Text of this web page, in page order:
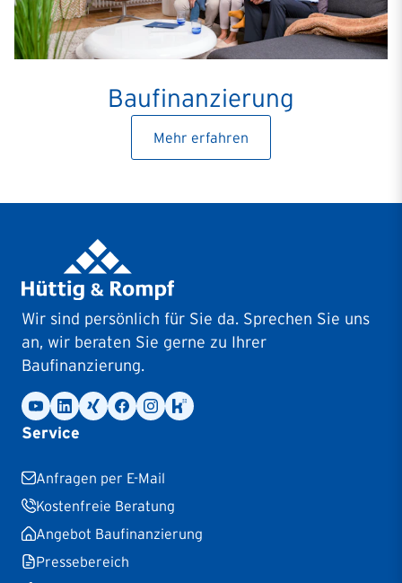
Baufinanzierung
Mehr erfahren
Wir sind persönlich für Sie da. Sprechen Sie uns
an, wir beraten Sie gerne zu Ihrer
Baufinanzierung.
Service
Anfragen per E-Mail
Kostenfreie Beratung
Angebot Baufinanzierung
Pressebereich